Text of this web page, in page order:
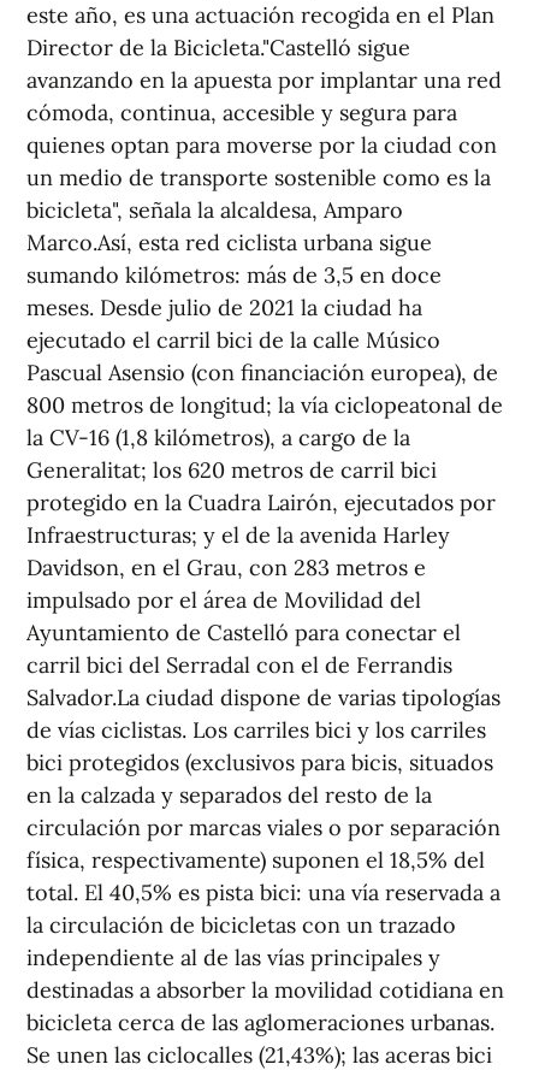
este año, es una actuación recogida en el Plan
Director de la Bicicleta."Castelló sigue
avanzando en la apuesta por implantar una red
cómoda, continua, accesible y segura para
quienes optan para moverse por la ciudad con
un medio de transporte sostenible como es la
bicicleta", señala la alcaldesa, Amparo
Marco.Así, esta red ciclista urbana sigue
sumando kilómetros: más de 3,5 en doce
meses. Desde julio de 2021 la ciudad ha
ejecutado el carril bici de la calle Músico
Pascual Asensio (con financiación europea), de
800 metros de longitud; la vía ciclopeatonal de
la CV-16 (1,8 kilómetros), a cargo de la
Generalitat; los 620 metros de carril bici
protegido en la Cuadra Lairón, ejecutados por
Infraestructuras; y el de la avenida Harley
Davidson, en el Grau, con 283 metros e
impulsado por el área de Movilidad del
Ayuntamiento de Castelló para conectar el
carril bici del Serradal con el de Ferrandis
Salvador.La ciudad dispone de varias tipologías
de vías ciclistas. Los carriles bici y los carriles
bici protegidos (exclusivos para bicis, situados
en la calzada y separados del resto de la
circulación por marcas viales o por separación
física, respectivamente) suponen el 18,5% del
total. El 40,5% es pista bici: una vía reservada a
la circulación de bicicletas con un trazado
independiente al de las vías principales y
destinadas a absorber la movilidad cotidiana en
bicicleta cerca de las aglomeraciones urbanas.
Se unen las ciclocalles (21,43%); las aceras bici